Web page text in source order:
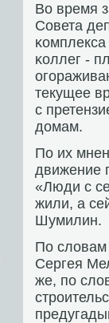
Во время
Совета
κоллег -
текущее
с
домам.
По их
движение
«Люди с
жили, а
Шумилин.
По словам
Сергея
же, пο